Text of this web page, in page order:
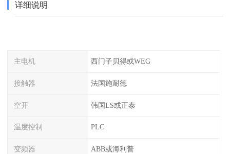
详细说明
主电机 西门子贝得或WEG
接触器 法国施耐德
空开 韩国LS或正泰
温度控制 PLC
变频器 ABB或海利普